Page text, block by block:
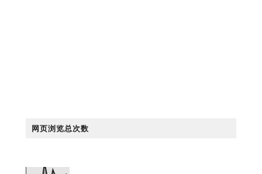
网页浏览总次数